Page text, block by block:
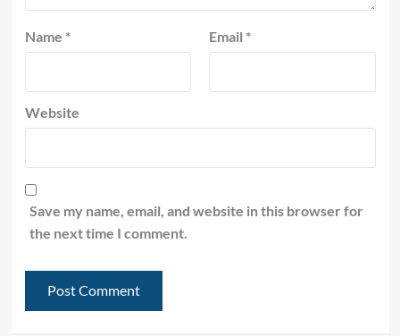
Name * Email *
Website
Save my name, email, and website in this browser for
the next time I comment.